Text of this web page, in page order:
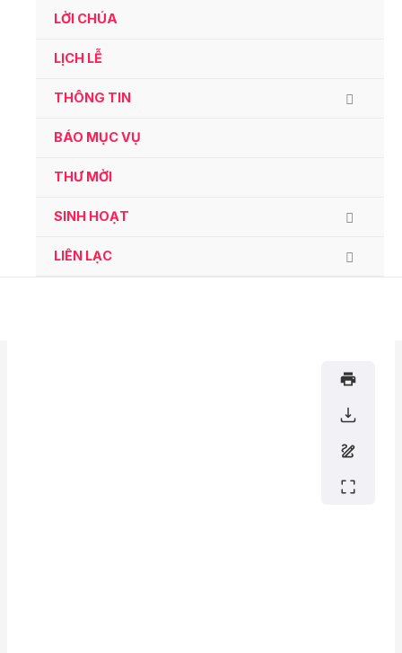
LỜI CHÚA
LỊCH LỄ
THÔNG TIN
BÁO MỤC VỤ
THƯ MỜI
SINH HOẠT
LIÊN LẠC